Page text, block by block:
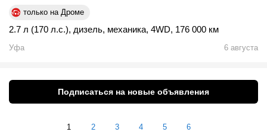
только на Дроме
2.7 л (170 л.с.), дизель, механика, 4WD, 176 000 км
Уфа 6 августа
Подписаться на новые объявления
1 2 3 4 5 6